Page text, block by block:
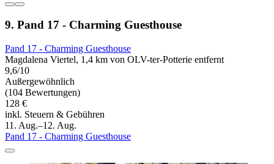
9. Pand 17 - Charming Guesthouse
Pand 17 - Charming Guesthouse
Magdalena Viertel, 1,4 km von OLV-ter-Potterie entfernt
9,6/10
Außergewöhnlich
(104 Bewertungen)
128 €
inkl. Steuern & Gebühren
11. Aug.–12. Aug.
Pand 17 - Charming Guesthouse